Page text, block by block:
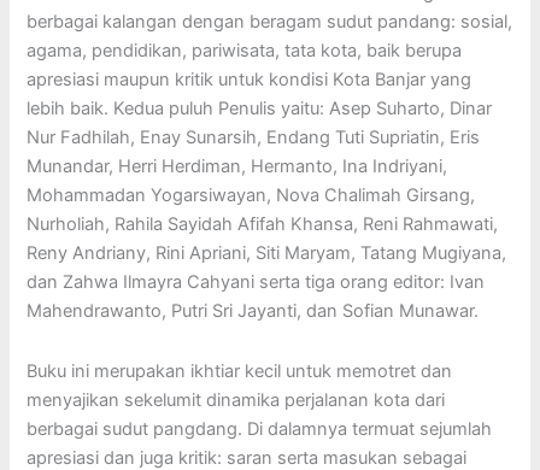
berbagai kalangan dengan beragam sudut pandang: sosial,
agama, pendidikan, pariwisata, tata kota, baik berupa
apresiasi maupun kritik untuk kondisi Kota Banjar yang
lebih baik. Kedua puluh Penulis yaitu: Asep Suharto, Dinar
Nur Fadhilah, Enay Sunarsih, Endang Tuti Supriatin, Eris
Munandar, Herri Herdiman, Hermanto, Ina Indriyani,
Mohammadan Yogarsiwayan, Nova Chalimah Girsang,
Nurholiah, Rahila Sayidah Afifah Khansa, Reni Rahmawati,
Reny Andriany, Rini Apriani, Siti Maryam, Tatang Mugiyana,
dan Zahwa Ilmayra Cahyani serta tiga orang editor: Ivan
Mahendrawanto, Putri Sri Jayanti, dan Sofian Munawar.
Buku ini merupakan ikhtiar kecil untuk memotret dan
menyajikan sekelumit dinamika perjalanan kota dari
berbagai sudut pangdang. Di dalamnya termuat sejumlah
apresiasi dan juga kritik: saran serta masukan sebagai